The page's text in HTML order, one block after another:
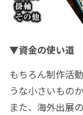
▼資金の使い道
もちろん制作活
うな小さいもの
また、海外出展